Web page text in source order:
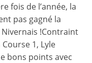
fois de l’année, la
pas gagné la
!Contraint
1, Lyle
bons points avec